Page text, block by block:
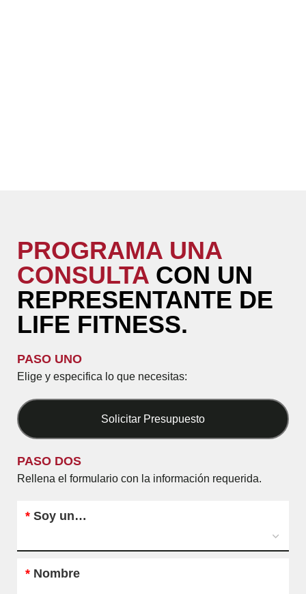
PROGRAMA UNA
CONSULTA CON UN
REPRESENTANTE DE
LIFE FITNESS.
PASO UNO
Elige y especifica lo que necesitas:
Solicitar Presupuesto
PASO DOS
Rellena el formulario con la información requerida.
* Soy un…
* Nombre